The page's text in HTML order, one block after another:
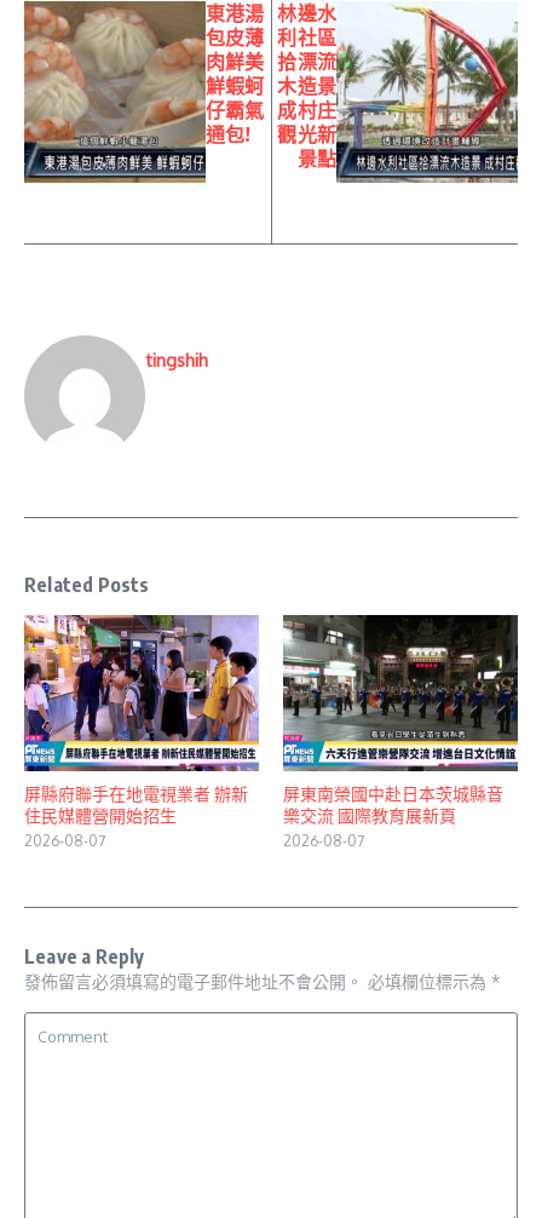
東港湯
包皮薄
肉鮮美
鮮蝦蚵
仔霸氣
通包!
林邊水
利社區
拾漂流
木造景
成村庄
觀光新
景點
tingshih
Related Posts
屏縣府聯手在地電視業者 辦新
住民媒體營開始招生
2026-08-07
屏東南榮國中赴日本茨城縣音
樂交流 國際教育展新頁
2026-08-07
Leave a Reply
發佈留言必須填寫的電子郵件地址不會公開。 必填欄位標示為 *